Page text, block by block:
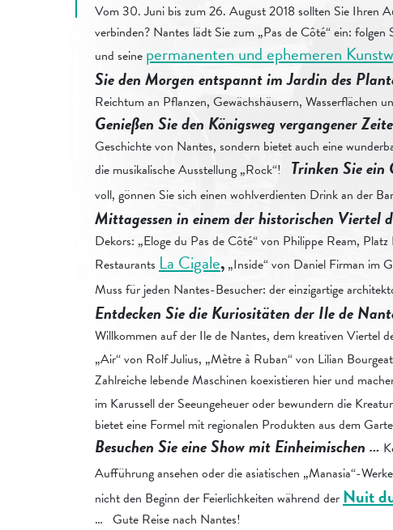
Vom 30. Juni bis zum 26. August 2018 sollten Sie Ihren
verbinden? Nantes lädt Sie zum „Pas de Côté“ ein:
und seine permanenten und ephemeren
Sie den Morgen entspannt im Jardin des
Reichtum an Pflanzen, Gewächshäusern, Wasserflächen
Genießen Sie den Königsweg vergangener
Geschichte von Nantes, sondern bietet auch eine
die musikalische Ausstellung „Rock“! Trinken Sie
voll, gönnen Sie sich einen wohlverdienten Drink an der
Mittagessen in einem der historischen Viertel
Dekors: „Eloge du Pas de Côté“ von Philippe Ream,
Restaurants La Cigale, „Inside“ von Daniel Firman im
Muss für jeden Nantes-Besucher: der einzigartige
Entdecken Sie die Kuriositäten der Ile de
Willkommen auf der Ile de Nantes, dem kreativen Viertel
„Air“ von Rolf Julius, „Mètre à Ruban“ von Lilian
Zahlreiche lebende Maschinen koexistieren hier und
im Karussell der Seeungeheuer oder bewundern die
bietet eine Formel mit regionalen Produkten aus dem
Besuchen Sie eine Show mit Einheimischen …
Aufführung ansehen oder die asiatischen „Manasia“-
nicht den Beginn der Feierlichkeiten während der Nuit
… Gute Reise nach Nantes!